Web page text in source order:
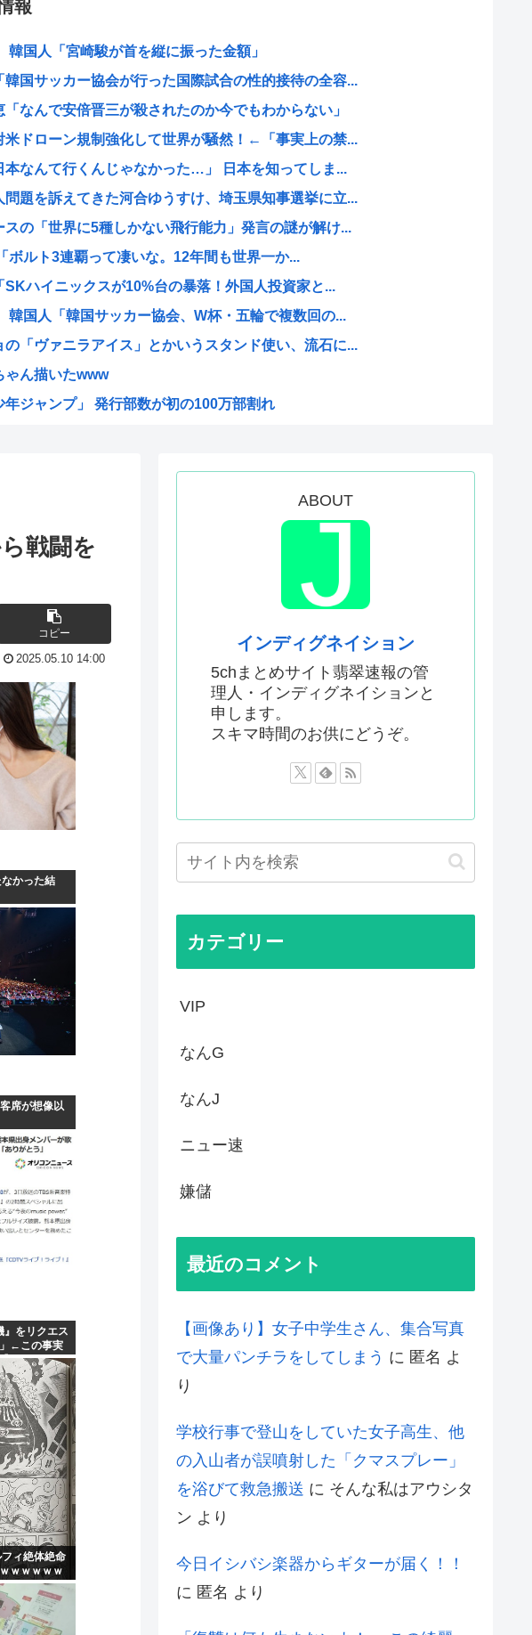
報
韓国人「宮崎駿が首を縦に振った金額」
韓国サッカー協会が行った国際試合の性的接待の全容...
「なんで安倍晋三が殺されたのか今でもわからない」
米ドローン規制強化して世界が騒然！←「事実上の禁...
本なんて行くんじゃなかった…」 日本を知ってしま...
問題を訴えてきた河合ゆうすけ、埼玉県知事選挙に立...
スの「世界に5種しかない飛行能力」発言の謎が解け...
ボルト3連覇って凄いな。12年間も世界一か...
SKハイニックスが10%台の暴落！外国人投資家と...
韓国人「韓国サッカー協会、W杯・五輪で複数回の...
の「ヴァニラアイス」とかいうスタンド使い、流石に...
ゃん描いたwww
年ジャンプ」 発行部数が初の100万部割れ
本にはこんな特殊な標識があるんだけど皆は見たこと...
日本人56す56す56す56す56すコロスコロス...
避難所で高市早苗の態度が非常に良いと話題
「消費税減税の財源は今から考える」
谷川育美さんと結婚したいんやが
ことお前らの地域ってなんて言ってた？
館に侵入した自衛官（24）、動機を告白「中国の強...
ィズニーがゴミのようだ！」日本がアニメ化した米人...
メの評価、ついに固まる
韓国サッカー協会W杯予選で外国人審判に性接待した...
ふりをしてたが、実は敵のスパイだったキャラ」 何...
ん作者、お気持ち表明ツイートから1週間沈黙www
記に逆らった財務官僚、左遷されるwww
見たらまじで好きになったんやが
戦闘を
コピー
2025.05.10 14:00
なかった結
席が想像以
』をリクエス
」←この事実
】
フィ絶体絶命
ｗｗｗｗｗ
ｗｗｗｗｗ
ABOUT
インディグネイション
5chまとめサイト翡翠速報の管
理人・インディグネイションと
申します。
スキマ時間のお供にどうぞ。
カテゴリー
VIP
なんG
なんJ
ニュー速
嫌儲
最近のコメント
【画像あり】女子中学生さん、集合写真
で大量パンチラをしてしまう に 匿名 よ
り
学校行事で登山をしていた女子高生、他
の入山者が誤噴射した「クマスプレー」
を浴びて救急搬送 に そんな私はアウシタ
ン より
今日イシバシ楽器からギターが届く！！
に 匿名 より